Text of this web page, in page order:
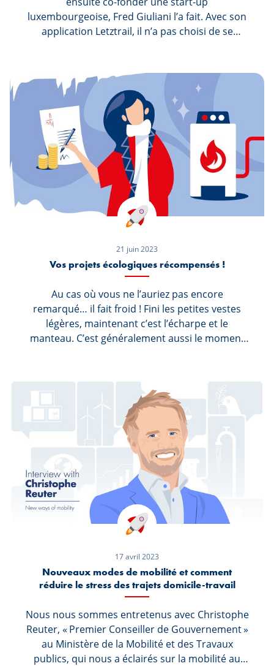
luxembourgeoise, Fred Giuliani l’a fait. Avec son
application Letztrail, il n’a pas choisi de se
smartphone pour le guider. Dans cet article, il
nous présente son application et ce qui l'a
poussé à se lancer dans ce projet. Bonne lecture
21 juin 2023
Vos projets écologiques récompensés !
Au cas où vous ne l’auriez pas encore
remarqué… il fait froid ! Fini les petites vestes
légères, maintenant c’est l’écharpe et le
manteau. C’est généralement aussi le moment
et Sophie, la vieille chaudière n’est plus très
performante et encore moins économe, forçant
Sophie à se promener en laine polaire dans
l’appartement et Marc à s’arracher les cheveux à
chaque fois qu’il voit la facture de chauffage.
17 avril 2023
Nouveaux modes de mobilité et comment
réduire le stress des trajets domicile-travail
Nous nous sommes entretenus avec Christophe
Reuter, « Premier Conseiller de Gouvernement »
au Ministère de la Mobilité et des Travaux
publics, qui nous a éclairés sur la mobilité au